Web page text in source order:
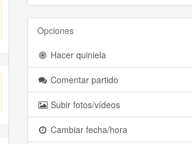
Opciones
Hacer quiniela
Comentar partido
Subir fotos/vídeos
Cambiar fecha/hora